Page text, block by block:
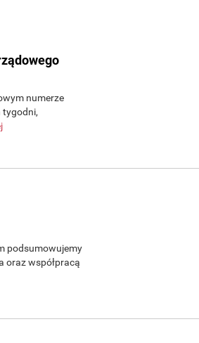
numerze
tygodni,
podsumowujemy
oraz współpracą